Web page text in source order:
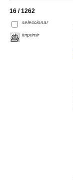
16 / 1262
seleccionar
imprimir